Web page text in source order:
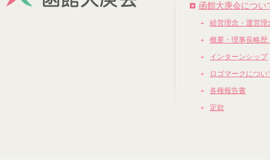
函館大庚会につい
経営理念・運営理
概要・理事長略歴
インターンシップ
ロゴマークについ
各種報告書
定款